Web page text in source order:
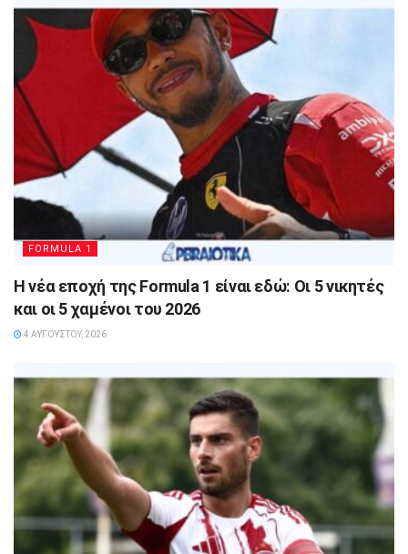
FORMULA 1
Η νέα εποχή της Formula 1 είναι εδώ: Οι 5 νικητές
και οι 5 χαμένοι του 2026
4 ΑΥΓΟΎΣΤΟΥ, 2026